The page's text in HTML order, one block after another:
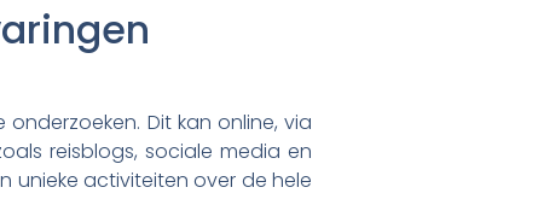
Dit kan online, via
reisblogs, sociale media en
unieke activiteiten over de hele